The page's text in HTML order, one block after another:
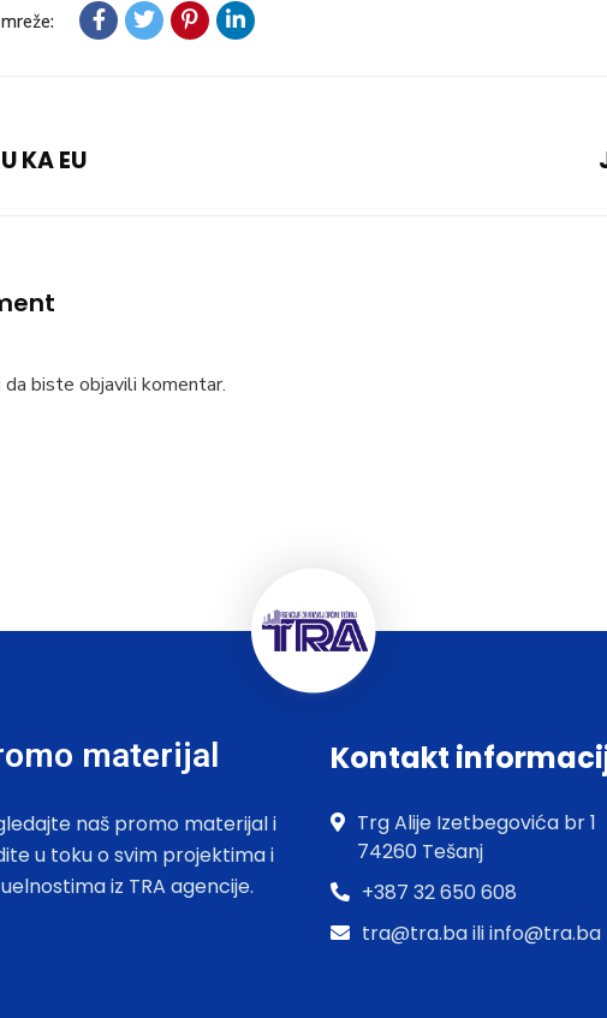
KA EU
da biste objavili komentar.
materijal
naš promo materijal i
u toku o svim projektima i
iz TRA agencije.
Kontakt
Trg Alije Izetbegovića br 1
74260 Tešanj
+387 32 650 608
tra@tra.ba ili info@tra.ba